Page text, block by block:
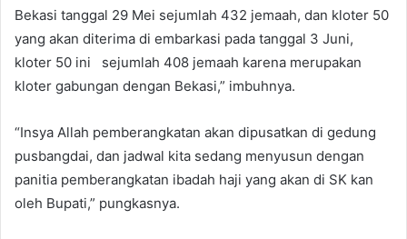
Bekasi tanggal 29 Mei sejumlah 432 jemaah, dan kloter 50
yang akan diterima di embarkasi pada tanggal 3 Juni,
kloter 50 ini sejumlah 408 jemaah karena merupakan
kloter gabungan dengan Bekasi,” imbuhnya.
“Insya Allah pemberangkatan akan dipusatkan di gedung
pusbangdai, dan jadwal kita sedang menyusun dengan
panitia pemberangkatan ibadah haji yang akan di SK kan
oleh Bupati,” pungkasnya.